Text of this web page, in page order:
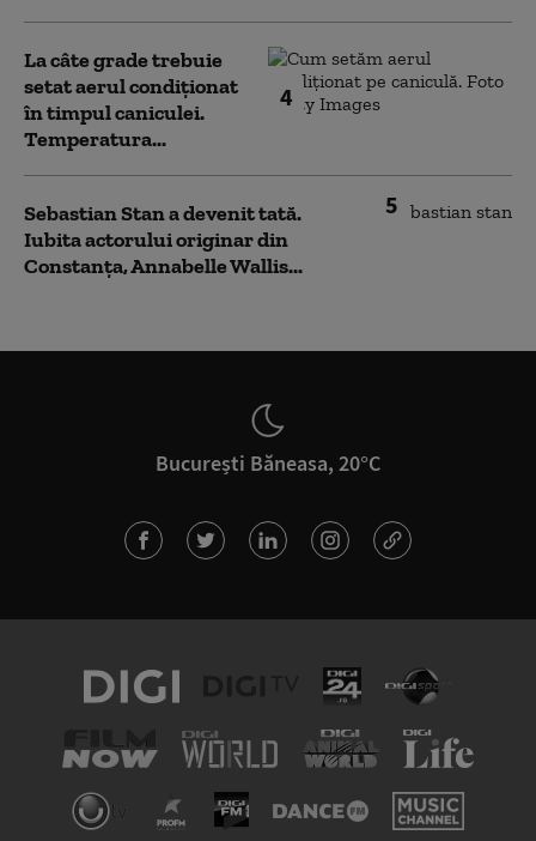
4
La câte grade trebuie
setat aerul condiționat
în timpul caniculei.
Temperatura...
5
Sebastian Stan a devenit tată.
Iubita actorului originar din
Constanța, Annabelle Wallis...
București Băneasa, 20°C